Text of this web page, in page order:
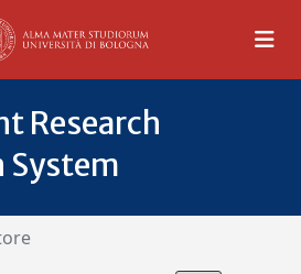
Research